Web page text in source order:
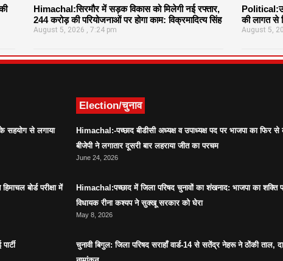
Himachal:सिरमौर में सड़क विकास को मिलेगी नई रफ्तार,
244 करोड़ की परियोजनाओं पर होगा काम: विक्रमादित्य सिंह
August 5, 2026 7:24 pm
की लागत से
August 5,
सहयोग से लगाया
बोर्ड परीक्षा में
Election/चुनाव
Himachal:-पच्छाद बीडीसी अध्यक्ष व उपाध्यक्ष पद पर भाजपा का फिर से
बीजेपी ने लगातार दूसरी बार लहराया जीत का परचम
June 24, 2026
Himachal:पच्छाद में जिला परिषद चुनावों का शंखनाद: भाजपा का शक्ति
विधायक रीना कश्यप ने सुक्खू सरकार को घेरा
May 8, 2026
चुनावी बिगुल: जिला परिषद सराहाँ वार्ड-14 से सतेंद्र नेहरू ने ठोंकी ताल,